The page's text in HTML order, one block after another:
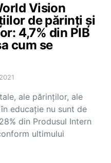
Vision
de părinți și
4,7% din PIB
cum se
ale părinților, ale
educație nu sunt de
din Produsul Intern
ultimului